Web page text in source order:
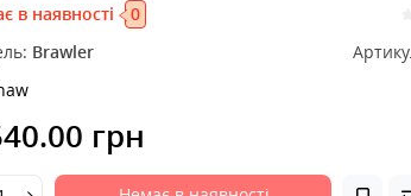
в наявності 0
Brawler
грн